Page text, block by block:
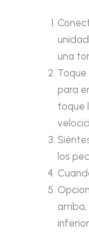
una
para
toque
los
inferior